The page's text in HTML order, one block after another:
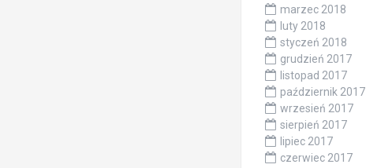
marzec 2018
luty 2018
styczeń 2018
grudzień 2017
listopad 2017
październik 2017
wrzesień 2017
sierpień 2017
lipiec 2017
czerwiec 2017